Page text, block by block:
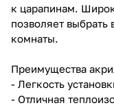
к царапинам.
позволяет выбрать
комнаты.
Преимущества
- Легкость
- Отличная